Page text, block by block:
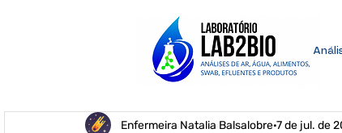
Enfermeira Natalia Balsalobre 7 de jul. de